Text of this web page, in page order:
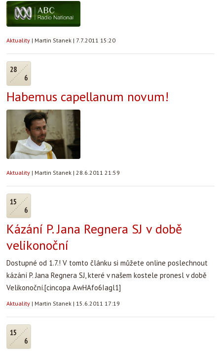
Aktuality | Martin Stanek | 7.7.2011 15:20
28
6
Habemus capellanum novum!
Aktuality | Martin Stanek | 28.6.2011 21:59
15
6
Kázání P. Jana Regnera SJ v době
velikonoční
Dostupné od 1.7.! V tomto článku si můžete online poslechnout
kázání P. Jana Regnera SJ, které v našem kostele pronesl v době
Velikonoční.[cincopa AwHAfo6Iagl1]
Aktuality | Martin Stanek | 15.6.2011 17:19
15
6